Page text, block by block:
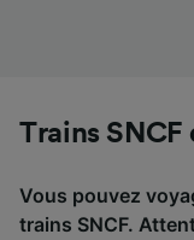
Trains SNCF
Vous pouvez
trains SNCF.